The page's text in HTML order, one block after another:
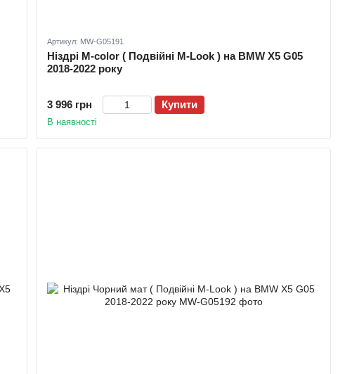
Артикул: MW-G05191
Ніздрі M-color ( Подвійні M-Look ) на BMW X5 G05
2018-2022 року
3 996 грн Купити
В наявності